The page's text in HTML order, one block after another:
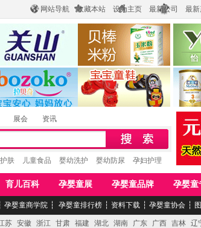
网站导航 收藏本站 设为主页 最新公司 最新
西关山乳业有限公司
欧嘻高婴童用品公司
江西贝棒儿童食品 上海
湖南
展会 资讯
肤 儿童食品 婴幼洗护 婴幼防尿 孕妇护理
育儿百科 孕婴童展 孕婴童品牌 孕婴童
孕婴童商学院 ┆ 孕婴童排行榜 ┆ 资料下载 ┆ 孕婴童协会 ┆
苏 安徽 浙江 甘肃 福建 湖北 湖南 广东 广西 吉林 辽